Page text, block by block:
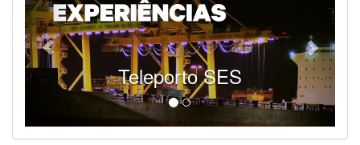
Teleporto SES